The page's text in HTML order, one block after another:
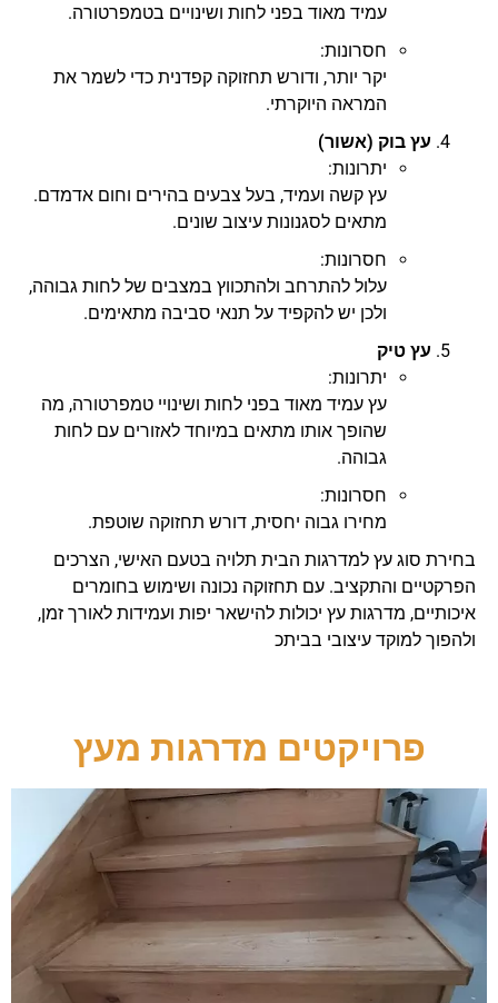
עמיד מאוד בפני לחות ושינויים בטמפרטורה.
חסרונות:
יקר יותר, ודורש תחזוקה קפדנית כדי לשמר את
המראה היוקרתי.
עץ בוק (אשור)
יתרונות:
עץ קשה ועמיד, בעל צבעים בהירים וחום אדמדם.
מתאים לסגנונות עיצוב שונים.
חסרונות:
עלול להתרחב ולהתכווץ במצבים של לחות גבוהה,
ולכן יש להקפיד על תנאי סביבה מתאימים.
עץ טיק
יתרונות:
עץ עמיד מאוד בפני לחות ושינויי טמפרטורה, מה
שהופך אותו מתאים במיוחד לאזורים עם לחות
גבוהה.
חסרונות:
מחירו גבוה יחסית, דורש תחזוקה שוטפת.
בחירת סוג עץ למדרגות הבית תלויה בטעם האישי, הצרכים
הפרקטיים והתקציב. עם תחזוקה נכונה ושימוש בחומרים
איכותיים, מדרגות עץ יכולות להישאר יפות ועמידות לאורך זמן,
ולהפוך למוקד עיצובי בביתכ
פרויקטים מדרגות מעץ